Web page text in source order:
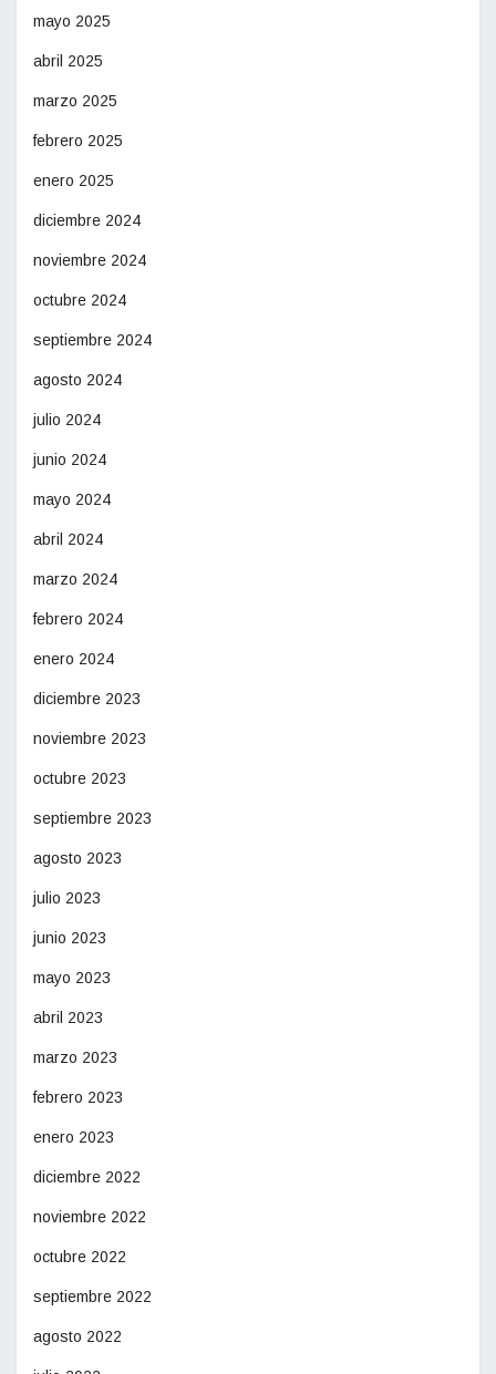
mayo 2025
abril 2025
marzo 2025
febrero 2025
enero 2025
diciembre 2024
noviembre 2024
octubre 2024
septiembre 2024
agosto 2024
julio 2024
junio 2024
mayo 2024
abril 2024
marzo 2024
febrero 2024
enero 2024
diciembre 2023
noviembre 2023
octubre 2023
septiembre 2023
agosto 2023
julio 2023
junio 2023
mayo 2023
abril 2023
marzo 2023
febrero 2023
enero 2023
diciembre 2022
noviembre 2022
octubre 2022
septiembre 2022
agosto 2022